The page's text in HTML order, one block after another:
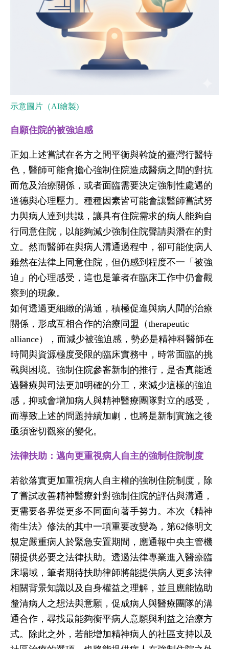
示意圖片（AI繪製)
自願住院的被強迫感
正如上述嘗試在各方之間平衡與斡旋的臺灣行醫特
色，醫師可能會擔心強制住院造成醫病之間的對抗
而危及治療關係，或者面臨需要決定強制性處遇的
道德與心理壓力。種種因素皆可能會讓醫師嘗試努
力與病人達到共識，讓具有住院需求的病人能夠自
行同意住院，以能夠減少強制住院聲請與潛在的對
立。然而醫師在與病人溝通過程中，卻可能使病人
雖然在法律上同意住院，但仍感到程度不一「被強
迫」的心理感受，這也是筆者在臨床工作中仍會觀
察到的現象。
如何透過更細緻的溝通，積極促進與病人間的治療
關係，形成互相合作的治療同盟（therapeutic
alliance），而減少被強迫感，勢必是精神科醫師在
時間與資源極度受限的臨床實務中，時常面臨的挑
戰與困境。強制住院參審新制的推行，是否真能透
過醫療與司法更加明確的分工，來減少這樣的強迫
感，抑或會增加病人與精神醫療團隊對立的感受，
而導致上述的問題持續加劇，也將是新制實施之後
亟須密切觀察的變化。
法律扶助：邁向更重視病人自主的強制住院制度
若欲落實更加重視病人自主權的強制住院制度，除
了嘗試改善精神醫療針對強制住院的評估與溝通，
更需要各界從更多不同面向著手努力。本次《精神
衛生法》修法的其中一項重要改變為，第62條明文
規定嚴重病人於緊急安置期間，應通報中央主管機
關提供必要之法律扶助。透過法律專業進入醫療臨
床場域，筆者期待扶助律師將能提供病人更多法律
相關背景知識以及自身權益之理解，並且應能協助
釐清病人之想法與意願，促成病人與醫療團隊的溝
通合作，尋找最能夠衡平病人意願與利益之治療方
式。除此之外，若能增加精神病人的社區支持以及